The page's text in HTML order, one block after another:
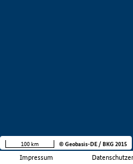
Impressum
100 km © Geobasis-DE / BKG 2015